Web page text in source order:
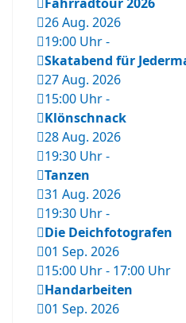
Fahrradtour 2026
26 Aug. 2026
19:00 Uhr-
Skatabend für
27 Aug. 2026
15:00 Uhr-
Klönschnack
28 Aug. 2026
19:30 Uhr-
Tanzen
31 Aug. 2026
19:30 Uhr-
Die Deichfotografen
01 Sep. 2026
15:00 Uhr- 17:00 Uhr
Handarbeiten
01 Sep. 2026